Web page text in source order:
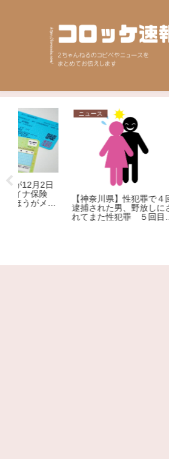
犯罪で４回
、野放しにさ
日常
男が確実に落ちる女の仕草
ランキング！1位の破壊力
がヤバすぎる…